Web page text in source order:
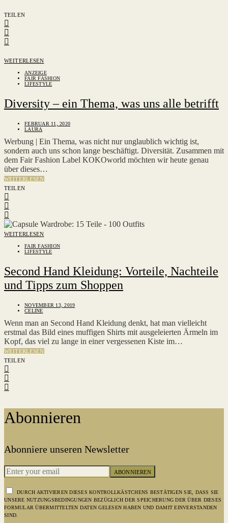
TEILEN
WEITERLESEN
ANZEIGE
FAIR FASHION
LIFESTYLE
Diversity – ein Thema, was uns alle betrifft
FEBRUAR 11, 2020
LAURA
Werbung | Ein Thema, was nicht nur unglaublich wichtig ist,
sondern auch uns schon lange beschäftigt. Diversität. Zusammen mit
dem Fair Fashion Label KOKOworld möchten wir heute genau
über dieses…
WEITERLESEN
TEILEN
WEITERLESEN
FAIR FASHION
LIFESTYLE
Second Hand Kleidung: Vorteile, Nachteile
und Tipps zum Shoppen
NOVEMBER 13, 2019
CELINE
Wenn man an Second Hand Kleidung denkt, hat man vielleicht
erstmal das Bild eines muffigen Shirts mit ausgeleierten Ärmeln im
Kopf, das viel zu lange in einer vergessenen Kiste im…
WEITERLESEN
TEILEN
Abonnieren
Abonniere unseren Newsletter
ABONNIEREN
DURCH AKTIVIEREN DIESES KONTROLLKÄSTCHENS BESTÄTIGEN SIE, DASS SIE
UNSERE NUTZUNGSBEDINGUNGEN BEZÜGLICH DER SPEICHERUNG DER ÜBER DIESES
FORMULAR ÜBERMITTELTEN DATEN GELESEN HABEN UND DAMIT EINVERSTANDEN
SIND.